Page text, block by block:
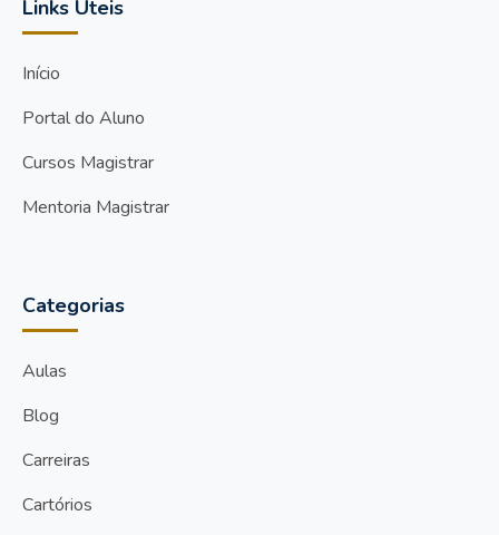
Links Úteis
Início
Portal do Aluno
Cursos Magistrar
Mentoria Magistrar
Categorias
Aulas
Blog
Carreiras
Cartórios